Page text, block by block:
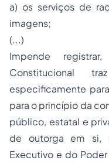
a) os serviços de
imagens;
(...)
Impende
Constitucional
especificamente
para o princípio da
público, estatal e
de outorga em si,
Executivo e do